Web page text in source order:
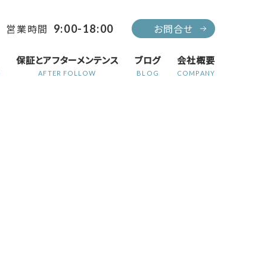
営業時間 9:00-18:00 お問合せ
保証とアフターメンテンス
AFTER FOLLOW
ブログ
BLOG
会社概要
COMPANY